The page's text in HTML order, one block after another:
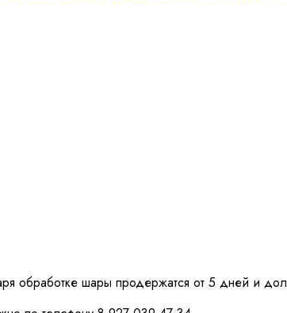
обработке шары продержатся от 5 дней и